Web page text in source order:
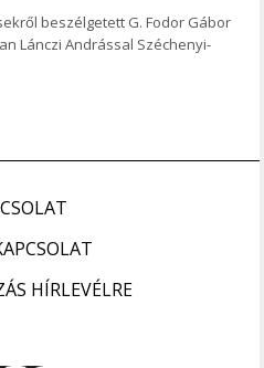
beszélgetett G. Fodor Gábor
Lánczi Andrással Széchenyi-
HÍRLEVÉLRE